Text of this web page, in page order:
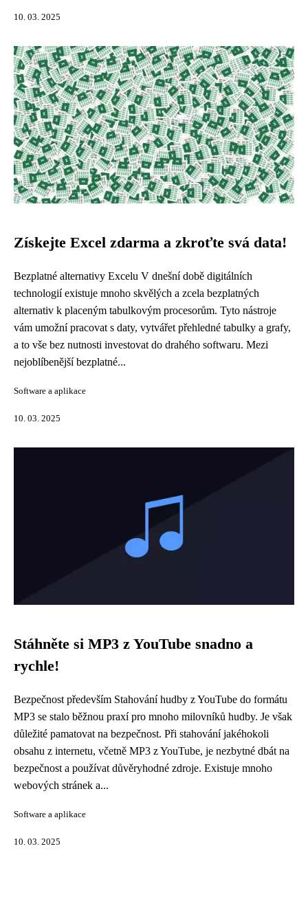
10. 03. 2025
Získejte Excel zdarma a zkroťte svá data!
Bezplatné alternativy Excelu V dnešní době digitálních
technologií existuje mnoho skvělých a zcela bezplatných
alternativ k placeným tabulkovým procesorům. Tyto nástroje
vám umožní pracovat s daty, vytvářet přehledné tabulky a grafy,
a to vše bez nutnosti investovat do drahého softwaru. Mezi
nejoblíbenější bezplatné...
Software a aplikace
10. 03. 2025
Stáhněte si MP3 z YouTube snadno a
rychle!
Bezpečnost především Stahování hudby z YouTube do formátu
MP3 se stalo běžnou praxí pro mnoho milovníků hudby. Je však
důležité pamatovat na bezpečnost. Při stahování jakéhokoli
obsahu z internetu, včetně MP3 z YouTube, je nezbytné dbát na
bezpečnost a používat důvěryhodné zdroje. Existuje mnoho
webových stránek a...
Software a aplikace
10. 03. 2025